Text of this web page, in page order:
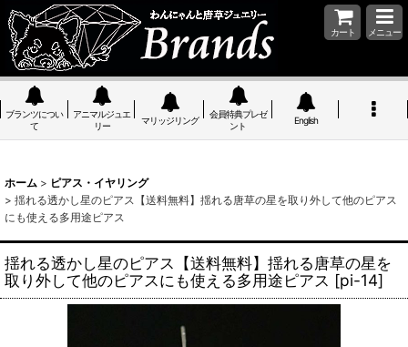
カート メニュー
ブランツについ
て
アニマルジュエ
リー
マリッジリング
会員特典プレゼ
ント
English
ホーム > ピアス・イヤリング
> 揺れる透かし星のピアス【送料無料】揺れる唐草の星を取り外して他のピアス
にも使える多用途ピアス
揺れる透かし星のピアス【送料無料】揺れる唐草の星を
取り外して他のピアスにも使える多用途ピアス [pi-14]